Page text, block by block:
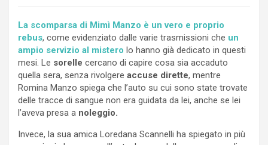
La scomparsa di Mimì Manzo è un vero e proprio
rebus, come evidenziato dalle varie trasmissioni che un
ampio servizio al mistero lo hanno già dedicato in questi
mesi. Le sorelle cercano di capire cosa sia accaduto
quella sera, senza rivolgere accuse dirette, mentre
Romina Manzo spiega che l’auto su cui sono state trovate
delle tracce di sangue non era guidata da lei, anche se lei
l’aveva presa a noleggio.
Invece, la sua amica Loredana Scannelli ha spiegato in più